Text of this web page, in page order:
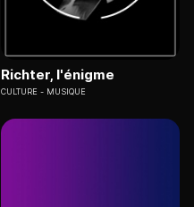
Richter, l'énigme
CULTURE MUSIQUE